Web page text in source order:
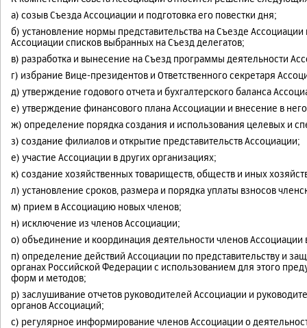
а) созыв Съезда Ассоциации и подготовка его повестки дня;
б) установление нормы представительства на Съезде
Ассоциации списков выбранных на Съезд делегатов;
в) разработка и вынесение на Съезд программы деятельности
г) избрание Вице-президентов и Ответственного секретаря
д) утверждение годового отчета и бухгалтерского баланса
е) утверждение финансового плана Ассоциации и внесение в
ж) определение порядка создания и использования целевых и
з) создание филиалов и открытие представительств Ассоциации;
е) участие Ассоциации в других организациях;
к) создание хозяйственных товариществ, обществ и иных
л) установление сроков, размера и порядка уплаты взносов
м) прием в Ассоциацию новых членов;
н) исключение из членов Ассоциации;
о) объединение и координация деятельности членов
п) определение действий Ассоциации по представительству и
органах Российской Федерации с использованием для этого
форм и методов;
р) заслушивание отчетов руководителей Ассоциации и
органов Ассоциаций;
с) регулярное информирование членов Ассоциации о